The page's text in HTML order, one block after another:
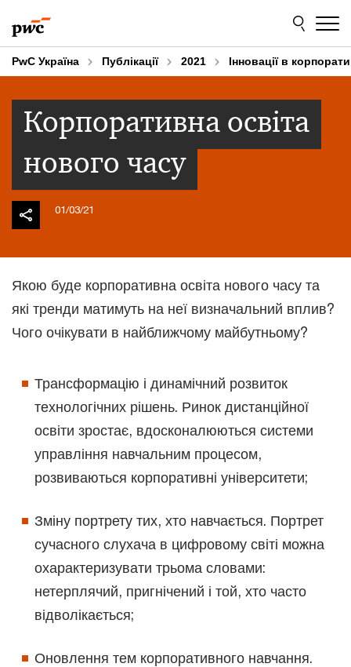
to
content
to
footer
PwC Україна Публікації 2021 Інновації в
Корпоративна освіта
нового часу
01/03/21
Якою буде корпоративна освіта нового часу та
які тренди матимуть на неї визначальний вплив?
Чого очікувати в найближчому майбутньому?
Трансформацію і динамічний розвиток
технологічних рішень. Ринок дистанційної
освіти зростає, вдосконалюються системи
управління навчальним процесом,
розвиваються корпоративні університети;
Зміну портрету тих, хто навчається. Портрет
сучасного слухача в цифровому світі можна
охарактеризувати трьома словами:
нетерплячий, пригнічений і той, хто часто
відволікається;
Оновлення тем корпоративного навчання.